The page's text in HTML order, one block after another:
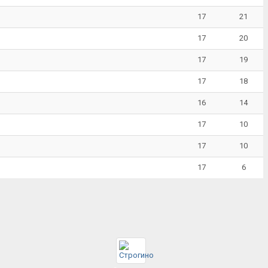
17 21
17 20
17 19
17 18
16 14
17 10
17 10
17 6